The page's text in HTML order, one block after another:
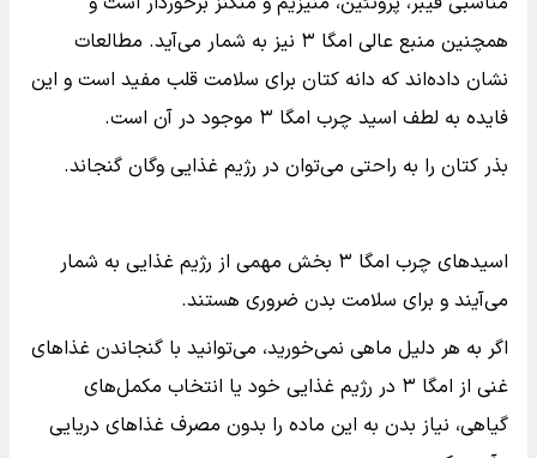
همچنین منبع عالی امگا ۳ نیز به شمار می‌آید. مطالعات
نشان داده‌اند که دانه کتان برای سلامت قلب مفید است و این
فایده به لطف اسید چرب امگا ۳ موجود در آن است.
بذر کتان را به راحتی می‌توان در رژیم غذایی وگان گنجاند.
اسیدهای چرب امگا ۳ بخش مهمی از رژیم غذایی به شمار
می‌آیند و برای سلامت بدن ضروری هستند.
اگر به هر دلیل ماهی نمی‌خورید، می‌توانید با گنجاندن غذاهای
غنی از امگا ۳ در رژیم غذایی خود یا انتخاب مکمل‌های
گیاهی، نیاز بدن به این ماده را بدون مصرف غذاهای دریایی